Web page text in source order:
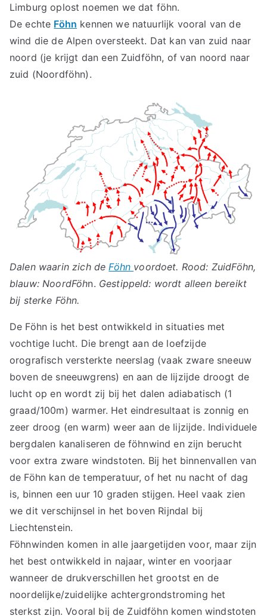
Limburg oplost noemen we dat föhn.
De echte Föhn kennen we natuurlijk vooral van de
wind die de Alpen oversteekt. Dat kan van zuid naar
noord (je krijgt dan een Zuidföhn, of van noord naar
zuid (Noordföhn).
Dalen waarin zich deFöhn voordoet. Rood: ZuidFöhn,
blauw: NoordFöhn. Gestippeld: wordt alleen bereikt
bij sterke Föhn.
De Föhn is het best ontwikkeld in situaties met
vochtige lucht. Die brengt aan de loefzijde
orografisch versterkte neerslag (vaak zware sneeuw
boven de sneeuwgrens) en aan de lijzijde droogt de
lucht op en wordt zij bij het dalen adiabatisch (1
graad/100m) warmer. Het eindresultaat is zonnig en
zeer droog (en warm) weer aan de lijzijde. Individuele
bergdalen kanaliseren de föhnwind en zijn berucht
voor extra zware windstoten. Bij het binnenvallen van
de Föhn kan de temperatuur, of het nu nacht of dag
is, binnen een uur 10 graden stijgen. Heel vaak zien
we dit verschijnsel in het boven Rijndal bij
Liechtenstein.
Föhnwinden komen in alle jaargetijden voor, maar zijn
het best ontwikkeld in najaar, winter en voorjaar
wanneer de drukverschillen het grootst en de
noordelijke/zuidelijke achtergrondstroming het
sterkst zijn. Vooral bij de Zuidföhn komen windstoten